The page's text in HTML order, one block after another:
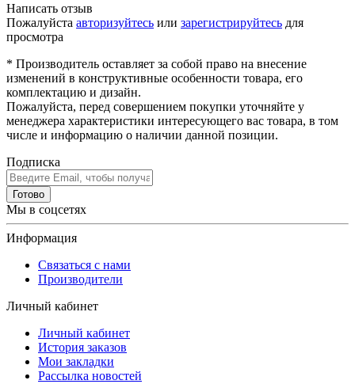
Написать отзыв
Пожалуйста авторизуйтесь или зарегистрируйтесь для
просмотра
* Производитель оставляет за собой право на внесение
изменений в конструктивные особенности товара, его
комплектацию и дизайн.
Пожалуйста, перед совершением покупки уточняйте у
менеджера характеристики интересующего вас товара, в том
числе и информацию о наличии данной позиции.
Подписка
Готово
Мы в соцсетях
Информация
Связаться с нами
Производители
Личный кабинет
Личный кабинет
История заказов
Мои закладки
Рассылка новостей